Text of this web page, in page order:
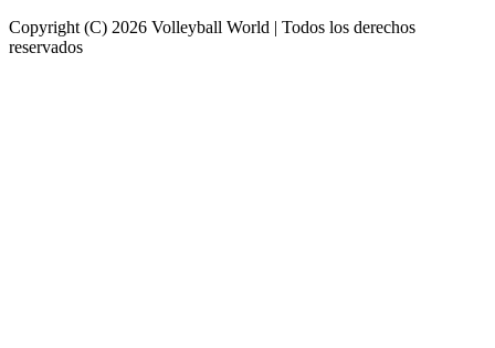
Copyright (C) 2026 Volleyball World | Todos los derechos
reservados